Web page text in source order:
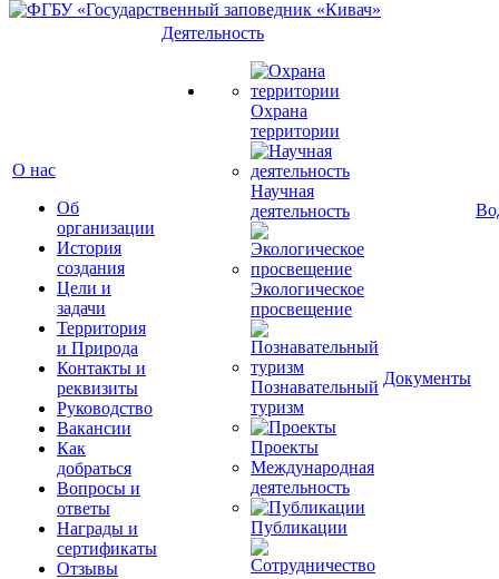
О нас
Об
организации
История
создания
Цели и
задачи
Территория
и Природа
Контакты и
реквизиты
Руководство
Вакансии
Как
добраться
Вопросы и
ответы
Награды и
сертификаты
Отзывы
Деятельность
Охрана
территории
Научная
деятельность
Экологическое
просвещение
Познавательный
туризм
Проекты
Международная
деятельность
Публикации
Документы